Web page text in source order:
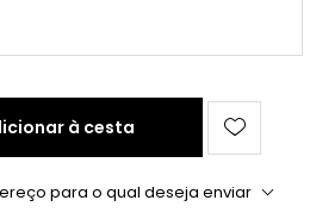
à cesta
para o qual deseja enviar